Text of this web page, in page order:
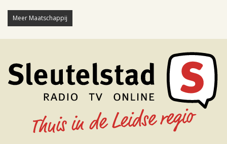
Meer Maatschappij